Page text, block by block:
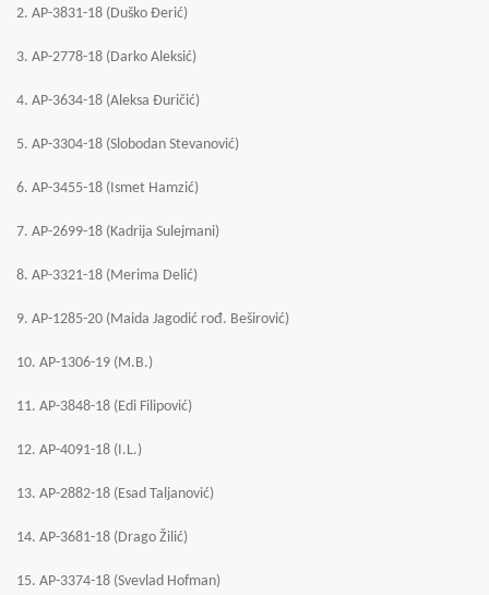
2. AP-3831-18 (Duško Đerić)
3. AP-2778-18 (Darko Aleksić)
4. AP-3634-18 (Aleksa Đuričić)
5. AP-3304-18 (Slobodan Stevanović)
6. AP-3455-18 (Ismet Hamzić)
7. AP-2699-18 (Kadrija Sulejmani)
8. AP-3321-18 (Merima Delić)
9. AP-1285-20 (Maida Jagodić rođ. Beširović)
10. AP-1306-19 (M.B.)
11. AP-3848-18 (Edi Filipović)
12. AP-4091-18 (I.L.)
13. AP-2882-18 (Esad Taljanović)
14. AP-3681-18 (Drago Žilić)
15. AP-3374-18 (Svevlad Hofman)